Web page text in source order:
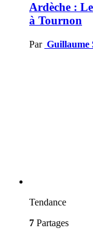
Ardèche :
à Tournon
Par Guillaume
Tendance
7 Partages